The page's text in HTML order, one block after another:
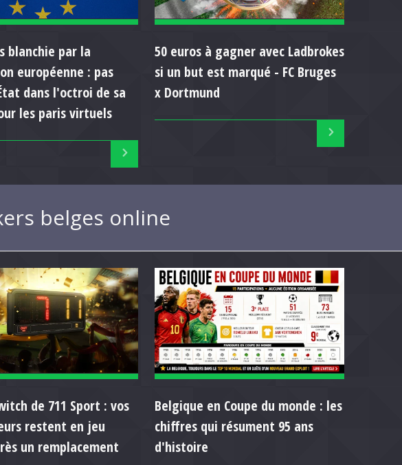
blanchie par la
européenne : pas
dans l'octroi de sa
les paris virtuels
50 euros à gagner avec Ladbrokes
si un but est marqué - FC Bruges
x Dortmund
belges online
de 711 Sport : vos
restent en jeu
un remplacement
Belgique en Coupe du monde : les
chiffres qui résument 95 ans
d'histoire